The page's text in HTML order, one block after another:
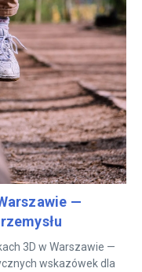
—
3D w Warszawie —
wskazówek dla